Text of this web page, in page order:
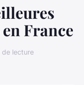
France
lecture